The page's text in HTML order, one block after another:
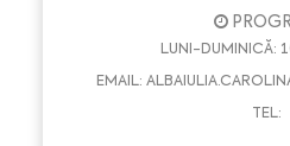
LUNI-DUMINICĂ:
EMAIL:
TEL: